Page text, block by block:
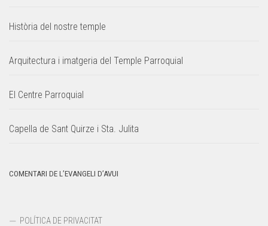
Història del nostre temple
Arquitectura i imatgeria del Temple Parroquial
El Centre Parroquial
Capella de Sant Quirze i Sta. Julita
COMENTARI DE L’EVANGELI D’AVUI
POLÍTICA DE PRIVACITAT